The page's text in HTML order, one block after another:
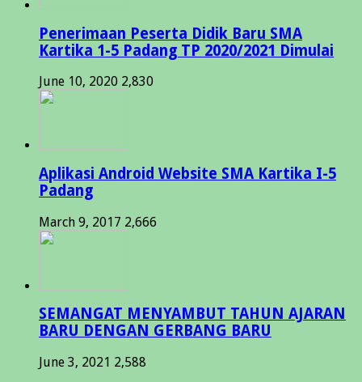
Penerimaan Peserta Didik Baru SMA
Kartika 1-5 Padang TP 2020/2021 Dimulai
June 10, 2020 2,830
Aplikasi Android Website SMA Kartika I-5
Padang
March 9, 2017 2,666
SEMANGAT MENYAMBUT TAHUN AJARAN
BARU DENGAN GERBANG BARU
June 3, 2021 2,588